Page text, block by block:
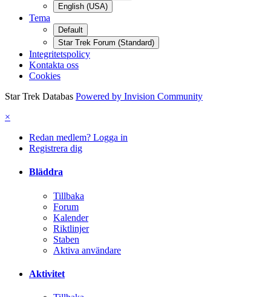
English (USA)
Tema
Default
Star Trek Forum (Standard)
Integritetspolicy
Kontakta oss
Cookies
Star Trek Databas Powered by Invision Community
×
Redan medlem? Logga in
Registrera dig
Bläddra
Tillbaka
Forum
Kalender
Riktlinjer
Staben
Aktiva användare
Aktivitet